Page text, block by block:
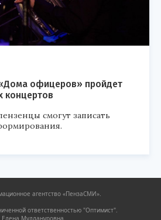
офицеров» пройдет
концертов
смогут записать
агентство «ПензаСМИ».
ответственностью "Оптимист".
Муллануровна.